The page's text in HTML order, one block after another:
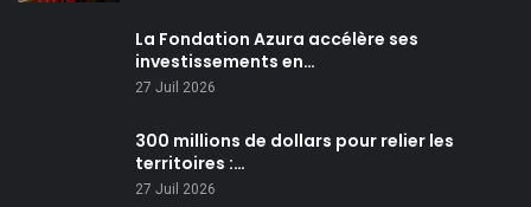
La Fondation Azura accélère ses
investissements en…
27 Juil 2026
300 millions de dollars pour relier les
territoires :…
27 Juil 2026